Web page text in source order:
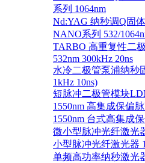
系列 1064nm
Nd:YAG 纳秒调Q固
NANO系列 532/
TARBO 高重复性二
532nm 300kHz 20ns
水冷二极管泵浦纳秒
1kHz 10ns)
短脉冲二极管模块
1550nm 高集成保偏
1550nm 台式高集成
微小型脉冲光纤激光
小型脉冲光纤激光器
单频高功率纳秒激光